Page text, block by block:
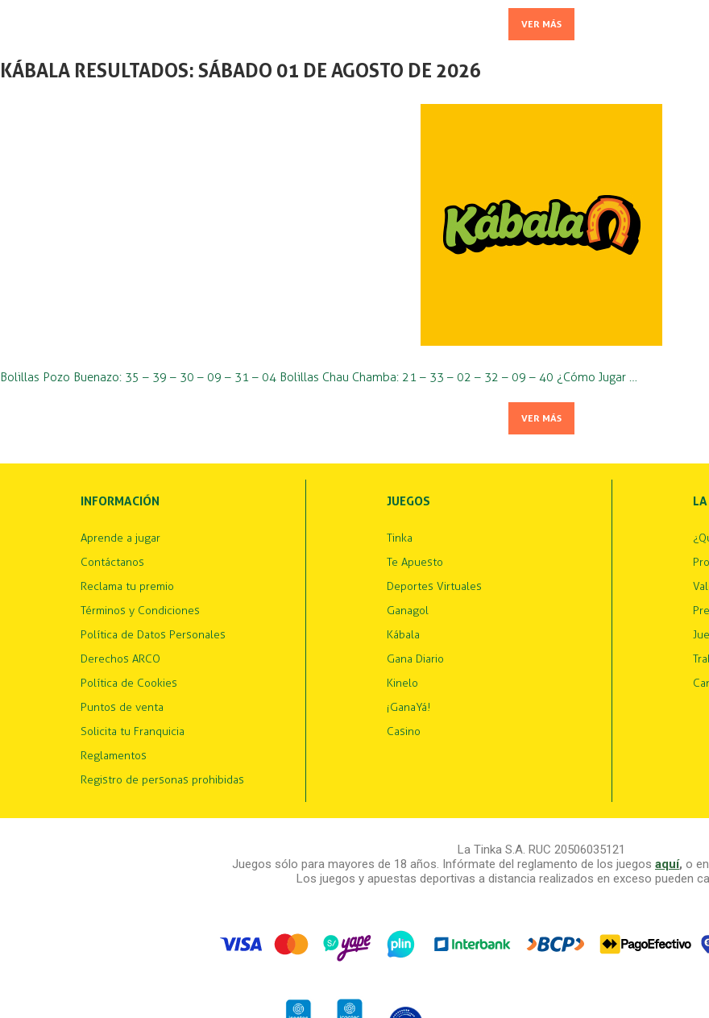
VER MÁS
KÁBALA RESULTADOS: SÁBADO 01 DE AGOSTO DE 2026
Bolillas Pozo Buenazo: 35 – 39 – 30 – 09 – 31 – 04 Bolillas Chau Chamba: 21 – 33 – 02 – 32 – 09 – 40 ¿Cómo Jugar …
VER MÁS
INFORMACIÓN
Aprende a jugar
Contáctanos
Reclama tu premio
Términos y Condiciones
Política de Datos Personales
Derechos ARCO
Política de Cookies
Puntos de venta
Solicita tu Franquicia
Reglamentos
Registro de personas prohibidas
JUEGOS
Tinka
Te Apuesto
Deportes Virtuales
Ganagol
Kábala
Gana Diario
Kinelo
¡GanaYá!
Casino
La Tinka S.A. RUC 20506035121
Juegos sólo para mayores de 18 años. Infórmate del reglamento de los juegos aquí, o
Los juegos y apuestas deportivas a distancia realizados en exceso pueden